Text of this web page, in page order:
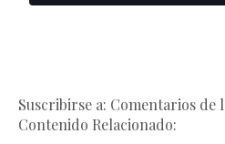
Suscribirse a: Comentarios de
Contenido Relacionado: